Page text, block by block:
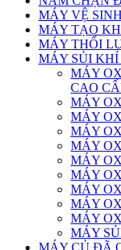
MÁY VỆ
MÁY TẠO
MÁY THỔI
MÁY SỦI KHÍ
MÁY
CAO
MÁY
MÁY
MÁY
MÁY
MÁY
MÁY
MÁY
MÁY
MÁY
MÁY
MÁY CỦ ĐÃ